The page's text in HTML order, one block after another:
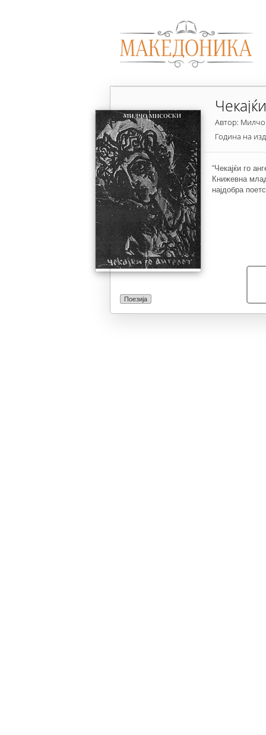
Поезија
Автор:
Година на
“Чекајќи го
Книжевна
најдобра